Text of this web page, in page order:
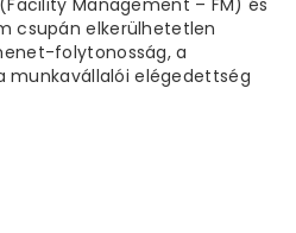
Management – FM) és
csupán elkerülhetetlen
folytonosság, a
munkavállalói elégedettség